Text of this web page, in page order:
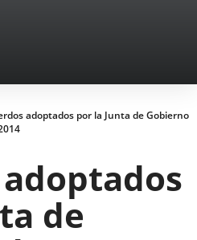
adoptados por la Junta de Gobierno
de